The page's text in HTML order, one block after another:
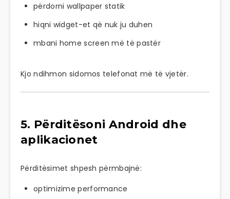
përdorni wallpaper statik
hiqni widget-et që nuk ju duhen
mbani home screen më të pastër
Kjo ndihmon sidomos telefonat më të vjetër.
5. Përditësoni Android dhe
aplikacionet
Përditësimet shpesh përmbajnë:
optimizime performance